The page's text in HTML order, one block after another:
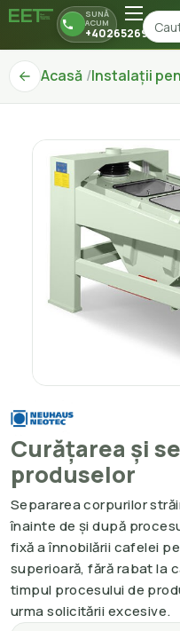
SUNĂ
ACUM
+40265269150
Acasă Instalații
Curățarea și
produselor
Separarea corpurilor
înainte de și după
fixă a înnobilării cafelei
superioară, fără rabat la
timpul procesului de
urma solicitării excesive.